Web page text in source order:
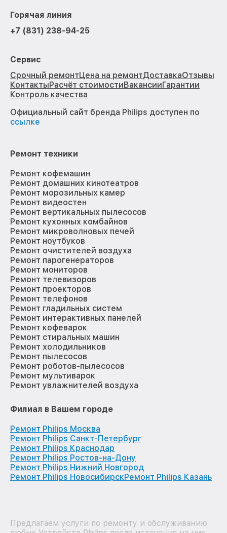
Горячая линия
+7 (831) 238-94-25
Сервис
Срочный ремонтЦена на ремонтДоставкаОтзывы
КонтактыРасчёт стоимостиВакансииГарантии
Контроль качества
Официальный сайт бренда Philips доступен по
ссылке
Ремонт техники
Ремонт кофемашин
Ремонт домашних кинотеатров
Ремонт морозильных камер
Ремонт видеостен
Ремонт вертикальных пылесосов
Ремонт кухонных комбайнов
Ремонт микроволновых печей
Ремонт ноутбуков
Ремонт очистителей воздуха
Ремонт парогенераторов
Ремонт мониторов
Ремонт телевизоров
Ремонт проекторов
Ремонт телефонов
Ремонт гладильных систем
Ремонт интерактивных панелей
Ремонт кофеварок
Ремонт стиральных машин
Ремонт холодильников
Ремонт пылесосов
Ремонт роботов-пылесосов
Ремонт мультиварок
Ремонт увлажнителей воздуха
Филиал в Вашем городе
Ремонт Philips Москва
Ремонт Philips Санкт-Петербург
Ремонт Philips Краснодар
Ремонт Philips Ростов-на-Дону
Ремонт Philips Нижний Новгород
Ремонт Philips НовосибирскРемонт Philips Казань
Предлагаем услуги по ремонту и обслуживанию